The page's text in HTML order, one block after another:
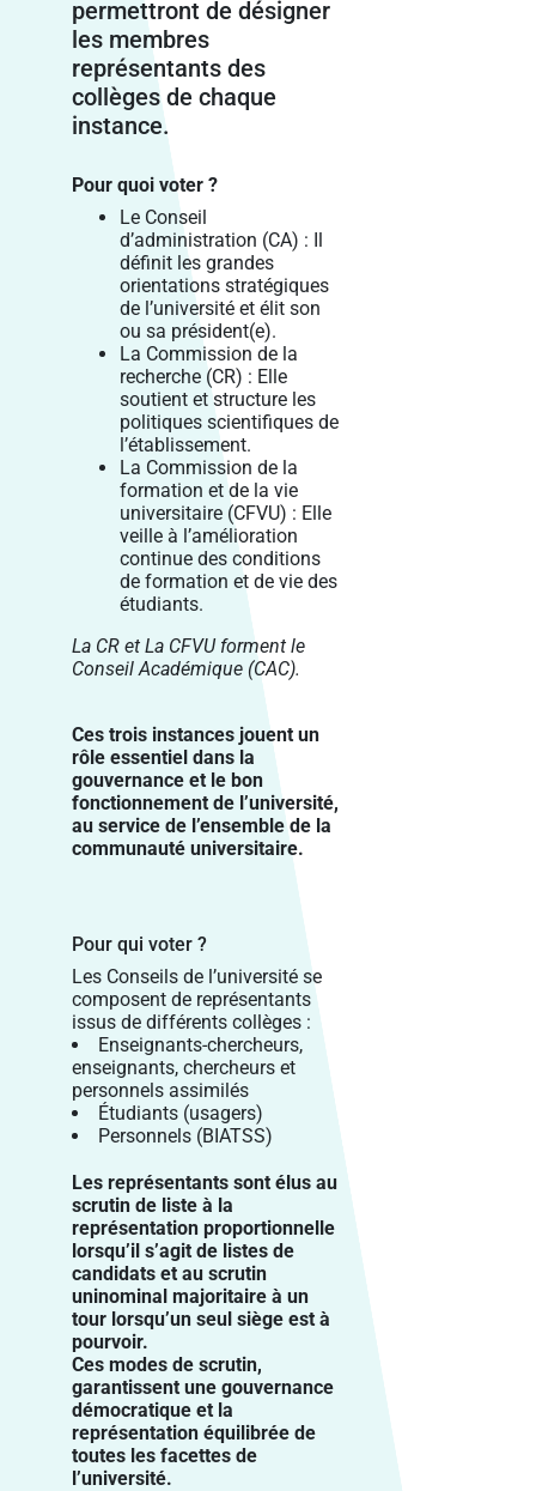
permettront de désigner
les membres
représentants des
collèges de chaque
instance.
Pour quoi voter ?
Le Conseil
d’administration (CA) : Il
définit les grandes
orientations stratégiques
de l’université et élit son
ou sa président(e).
La Commission de la
recherche (CR) : Elle
soutient et structure les
politiques scientifiques de
l’établissement.
La Commission de la
formation et de la vie
universitaire (CFVU) : Elle
veille à l’amélioration
continue des conditions
de formation et de vie des
étudiants.
La CR et La CFVU forment le
Conseil Académique (CAC).
Ces trois instances jouent un
rôle essentiel dans la
gouvernance et le bon
fonctionnement de l’université,
au service de l’ensemble de la
communauté universitaire.
Pour qui voter ?
Les Conseils de l’université se
composent de représentants
issus de différents collèges :
Enseignants-chercheurs,
enseignants, chercheurs et
personnels assimilés
Étudiants (usagers)
Personnels (BIATSS)
Les représentants sont élus au
scrutin de liste à la
représentation proportionnelle
lorsqu’il s’agit de listes de
candidats et au scrutin
uninominal majoritaire à un
tour lorsqu’un seul siège est à
pourvoir.
Ces modes de scrutin,
garantissent une gouvernance
démocratique et la
représentation équilibrée de
toutes les facettes de
l’université.